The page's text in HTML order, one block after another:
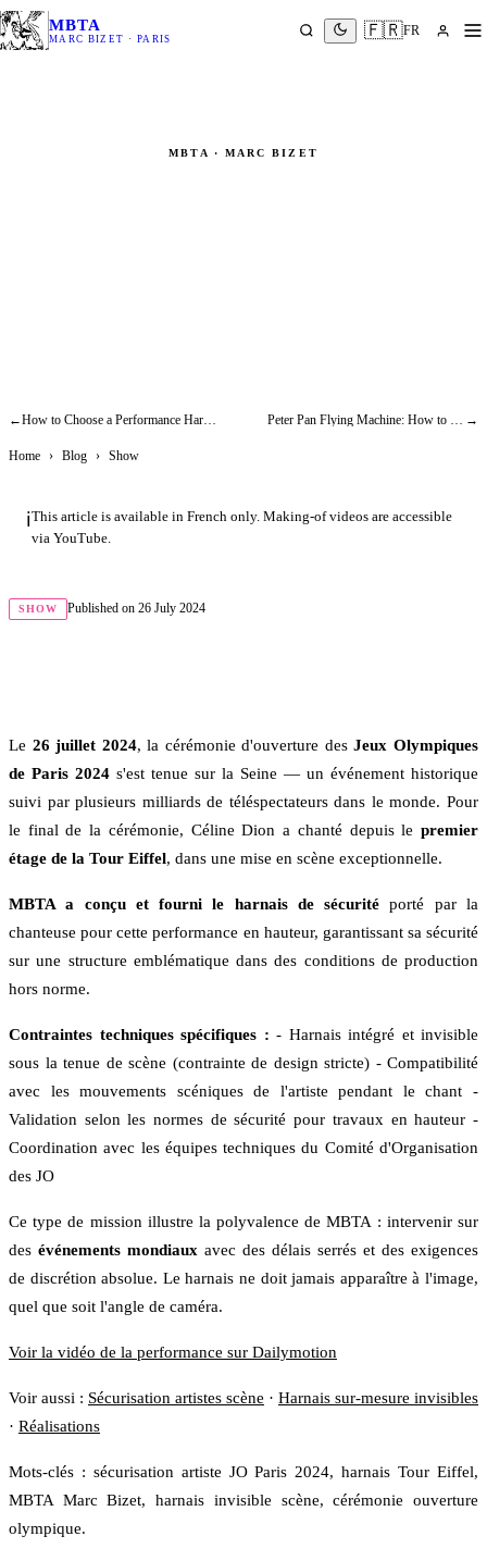
MBTA
MARC BIZET · PARIS 🇫🇷FR
MBTA · MARC BIZET
← →
Home › Blog › Show
ℹ️This article is available in French only. Making-of videos are accessible
via YouTube.
SHOW Published on 26 July 2024
Le 26 juillet 2024, la cérémonie d'ouverture desJeux Olympiques
de Paris 2024 s'est tenue sur la Seine — un événement historique
suivi par plusieurs milliards de téléspectateurs dans le monde. Pour
le final de la cérémonie, Céline Dion a chanté depuis le premier
étage de la Tour Eiffel, dans une mise en scène exceptionnelle.
MBTA a conçu et fourni le harnais de sécurité porté par la
chanteuse pour cette performance en hauteur, garantissant sa sécurité
sur une structure emblématique dans des conditions de production
hors norme.
Contraintes techniques spécifiques : - Harnais intégré et invisible
sous la tenue de scène (contrainte de design stricte) - Compatibilité
avec les mouvements scéniques de l'artiste pendant le chant -
Validation selon les normes de sécurité pour travaux en hauteur -
Coordination avec les équipes techniques du Comité d'Organisation
des JO
Ce type de mission illustre la polyvalence de MBTA : intervenir sur
des événements mondiaux avec des délais serrés et des exigences
de discrétion absolue. Le harnais ne doit jamais apparaître à l'image,
quel que soit l'angle de caméra.
Voir la vidéo de la performance sur Dailymotion
Voir aussi : Sécurisation artistes scène · Harnais sur-mesure invisibles
· Réalisations
Mots-clés : sécurisation artiste JO Paris 2024, harnais Tour Eiffel,
MBTA Marc Bizet, harnais invisible scène, cérémonie ouverture
olympique.